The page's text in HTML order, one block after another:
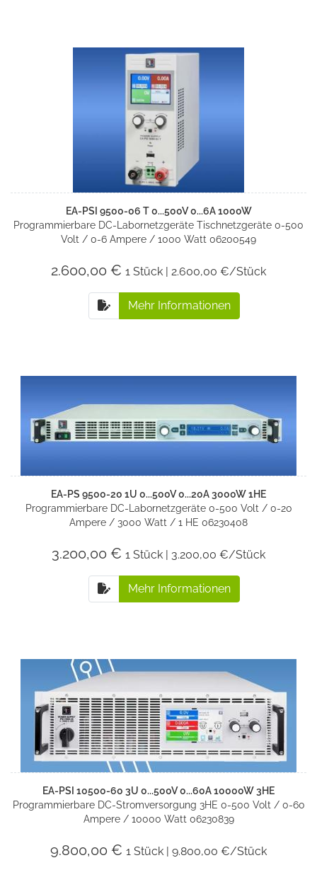
EA-PSI 9500-06 T 0...500V 0...6A 1000W
Programmierbare DC-Labornetzgeräte Tischnetzgeräte 0-500
Volt / 0-6 Ampere / 1000 Watt 06200549
2.600,00 € 1 Stück | 2.600,00 €/Stück
Mehr Informationen
EA-PS 9500-20 1U 0...500V 0...20A 3000W 1HE
Programmierbare DC-Labornetzgeräte 0-500 Volt / 0-20
Ampere / 3000 Watt / 1 HE 06230408
3.200,00 € 1 Stück | 3.200,00 €/Stück
Mehr Informationen
EA-PSI 10500-60 3U 0...500V 0...60A 10000W 3HE
Programmierbare DC-Stromversorgung 3HE 0-500 Volt / 0-60
Ampere / 10000 Watt 06230839
9.800,00 € 1 Stück | 9.800,00 €/Stück